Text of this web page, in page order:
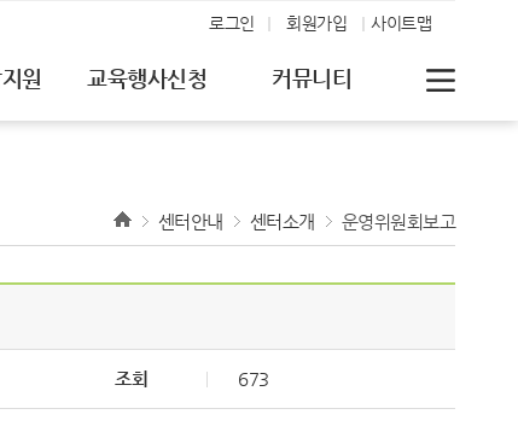
로그인 회원가입 사이트맵
원 교육행사신청 커뮤니티
센터안내 센터소개 운영위원회보고
조회 673